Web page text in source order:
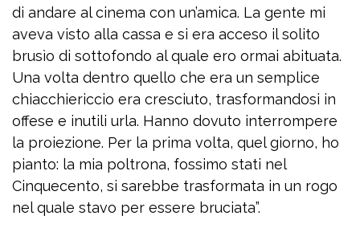
di andare al cinema con un’amica. La gente mi
aveva visto alla cassa e si era acceso il solito
brusìo di sottofondo al quale ero ormai abituata.
Una volta dentro quello che era un semplice
chiacchiericcio era cresciuto, trasformandosi in
offese e inutili urla. Hanno dovuto interrompere
la proiezione. Per la prima volta, quel giorno, ho
pianto: la mia poltrona, fossimo stati nel
Cinquecento, si sarebbe trasformata in un rogo
nel quale stavo per essere bruciata”.